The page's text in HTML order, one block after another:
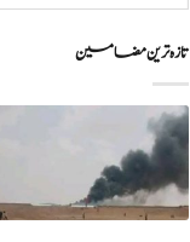
تازہ ترین مضامین